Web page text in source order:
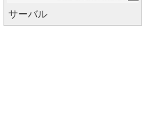
サーバル